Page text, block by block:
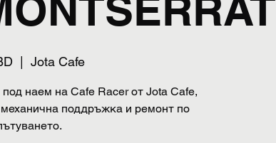
Jota Cafe
наем на Cafe Racer от Jota Cafe,
поддръжка и ремонт по